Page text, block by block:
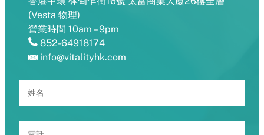
(Vesta 物理)
營業時間 10am – 9pm
852-64918174
info@vitalityhk.com